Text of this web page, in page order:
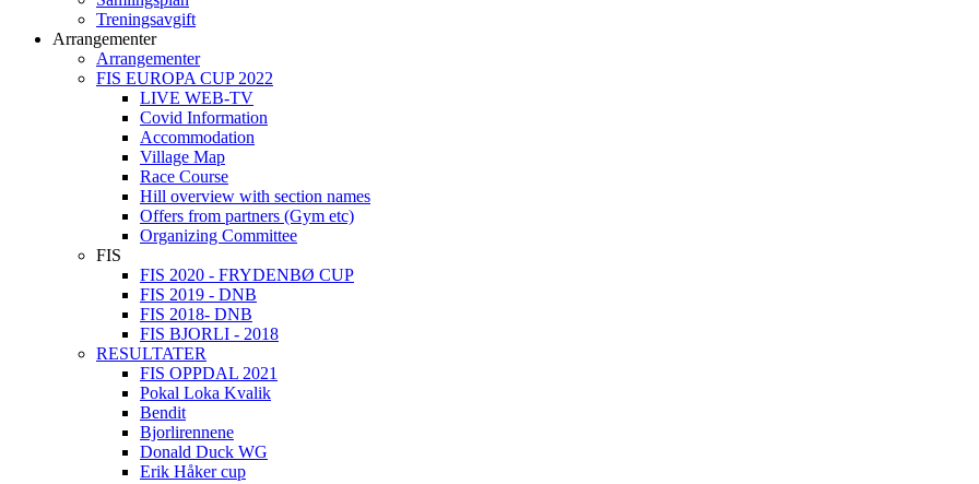
Treningsavgift
Arrangementer
Arrangementer
FIS EUROPA CUP 2022
LIVE WEB-TV
Covid Information
Accommodation
Village Map
Race Course
Hill overview with section names
Offers from partners (Gym etc)
Organizing Committee
FIS
FIS 2020 - FRYDENBØ CUP
FIS 2019 - DNB
FIS 2018- DNB
FIS BJORLI - 2018
RESULTATER
FIS OPPDAL 2021
Pokal Loka Kvalik
Bendit
Bjorlirennene
Donald Duck WG
Erik Håker cup